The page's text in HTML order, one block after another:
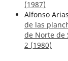
(1987)
Alfonso
de las
de Norte de
2 (1980)